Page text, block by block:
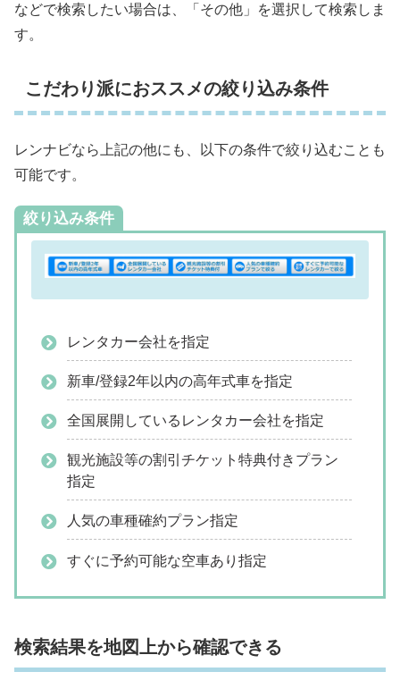
などで検索したい場合は、「その他」を選択して検索しま
す。
こだわり派におススメの絞り込み条件
レンナビなら上記の他にも、以下の条件で絞り込むことも
可能です。
絞り込み条件
レンタカー会社を指定
新車/登録2年以内の高年式車を指定
全国展開しているレンタカー会社を指定
観光施設等の割引チケット特典付きプラン
指定
人気の車種確約プラン指定
すぐに予約可能な空車あり指定
検索結果を地図上から確認できる